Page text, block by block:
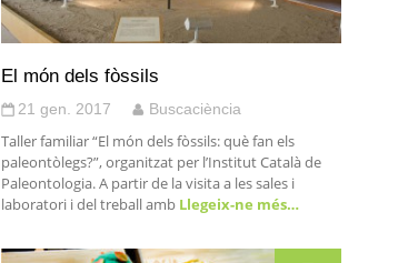
El món dels fòssils
21 gen. 2017 Buscaciència
Taller familiar “El món dels fòssils: què fan els
paleontòlegs?”, organitzat per l’Institut Català de
Paleontologia. A partir de la visita a les sales i
laboratori i del treball ambLlegeix-ne més…